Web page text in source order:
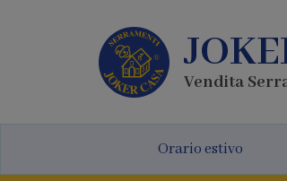
Vendita
Orario estivo